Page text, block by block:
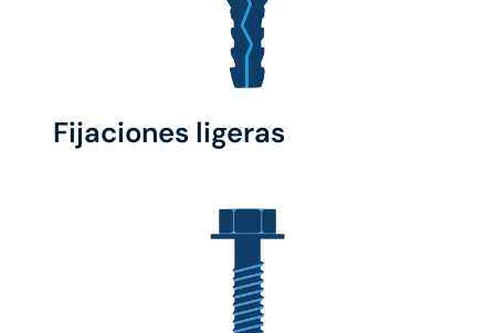
Fijaciones ligeras